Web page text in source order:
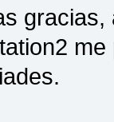
gracias,